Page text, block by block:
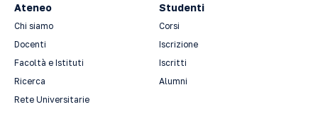
Ateneo
Chi siamo
Docenti
Facoltà e Istituti
Ricerca
Rete Universitarie
Studenti
Corsi
Iscrizione
Iscritti
Alumni